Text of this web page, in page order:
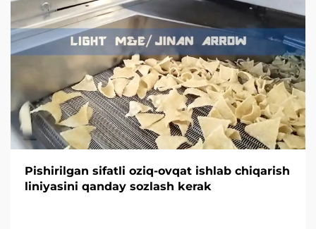
Pishirilgan sifatli oziq-ovqat ishlab chiqarish
liniyasini qanday sozlash kerak